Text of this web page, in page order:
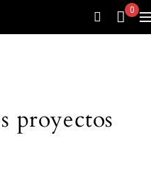
0
proyectos